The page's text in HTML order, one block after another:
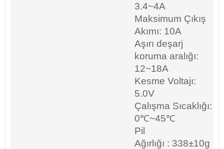
3.4~4A
Maksimum Çıkış
Akımı: 10A
Aşırı deşarj
koruma aralığı:
12~18A
Kesme Voltajı:
5.0V
Çalışma Sıcaklığı:
0℃~45℃
Pil
Ağırlığı : 338±10g